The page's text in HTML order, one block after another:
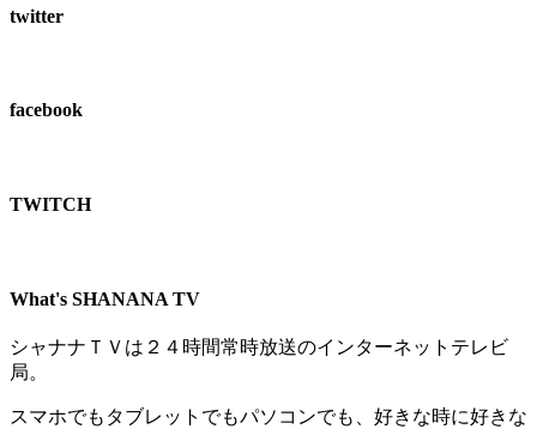
twitter
facebook
TWITCH​
What's SHANANA TV
シャナナＴＶは２４時間常時放送のインターネットテレビ
局。
スマホでもタブレットでもパソコンでも、好きな時に好きな